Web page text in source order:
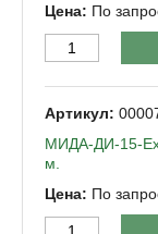
По
МИДА-ДИ-15-
м.
По